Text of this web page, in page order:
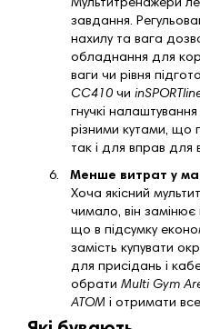
Мультитренажери
завдання.
нахилу та вага
обладнання для
ваги чи рівня
CC410 чи
гнучкі
різними кутами, що
так і для вправ для
6.
Менше витрат у
Хоча якісний
чимало, він замінює
що в підсумку
замість купувати
для присідань і
обрати Multi Gym
ATOM і отримати